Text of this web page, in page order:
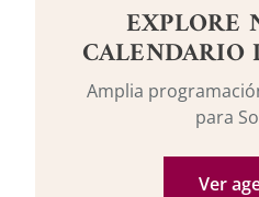
EXPLORE
CALENDARIO
Amplia
para
Ver